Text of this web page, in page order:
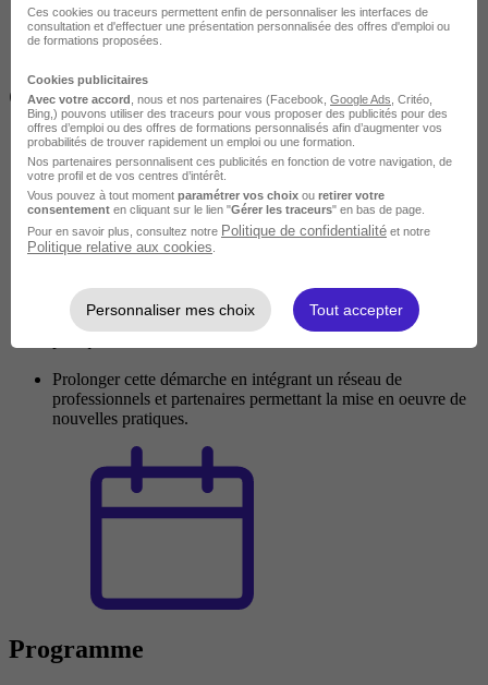
Objectifs
Permettre aux stagiaires de faire le point sur les savoirs et les
acquis dans le champ de la médiation animale
Avoir une attitude réflexive sur leur pratique,
Savoir utiliser des outils pour construire, décrire et évaluer les
Approfondir leur approche de la relation d'aide dans la
Prolonger cette démarche en intégrant un réseau de
professionnels et partenaires permettant la mise en oeuvre de
nouvelles pratiques.
Programme
Ces cookies ou traceurs permettent enfin de personnaliser les interfaces de
consultation et d'effectuer une présentation personnalisée des offres d'emploi ou
de formations proposées.
Cookies publicitaires
Avec votre accord , nous et nos partenaires (Facebook, Google Ads , Critéo,
Bing,) pouvons utiliser des traceurs pour vous proposer des publicités pour des
offres d’emploi ou des offres de formations personnalisés afin d’augmenter vos
probabilités de trouver rapidement un emploi ou une formation.
Nos partenaires personnalisent ces publicités en fonction de votre navigation, de
votre profil et de vos centres d’intérêt.
Vous pouvez à tout moment paramétrer vos choix ou retirer votre
consentement en cliquant sur le lien "Gérer les traceurs" en bas de page.
Pour en savoir plus, consultez notre Politique de confidentialité et notre
Politique relative aux cookies
Personnaliser mes choix Tout accepter